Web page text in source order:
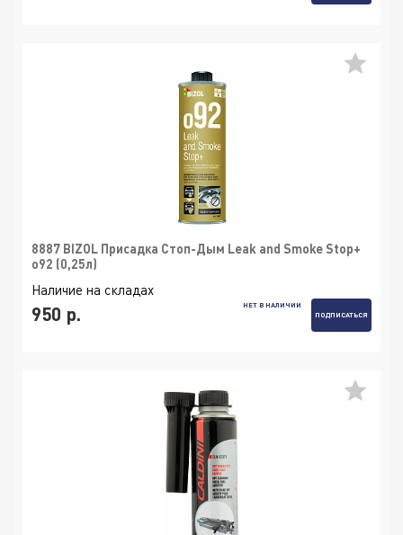
8887 BIZOL Присадка Стоп-Дым Leak and Smoke Stop+
o92 (0,25л)
Наличие на складах
950 р.
НЕТ В НАЛИЧИИ
ПОДПИСАТЬСЯ